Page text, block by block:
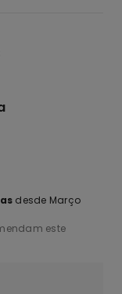
desde Março
este